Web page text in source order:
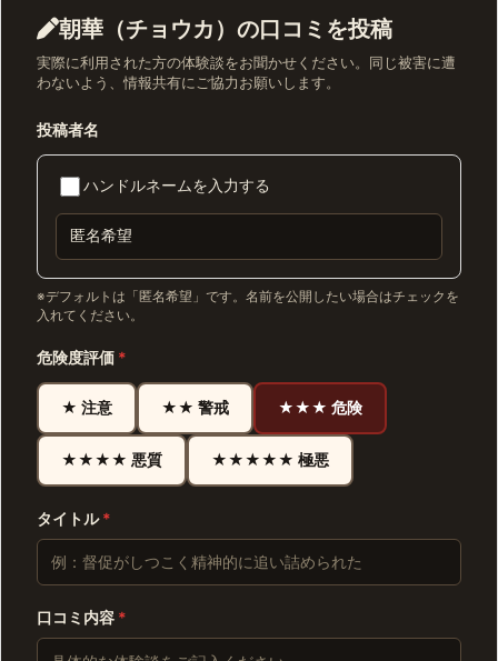
朝華（チョウカ）の口コミを投稿
実際に利用された方の体験談をお聞かせください。同じ被害に遭
わないよう、情報共有にご協力お願いします。
投稿者名
ハンドルネームを入力する
※デフォルトは「匿名希望」です。名前を公開したい場合はチェックを
入れてください。
危険度評価 *
★ 注意 ★★ 警戒 ★★★ 危険
★★★★ 悪質 ★★★★★ 極悪
タイトル*
口コミ内容 *